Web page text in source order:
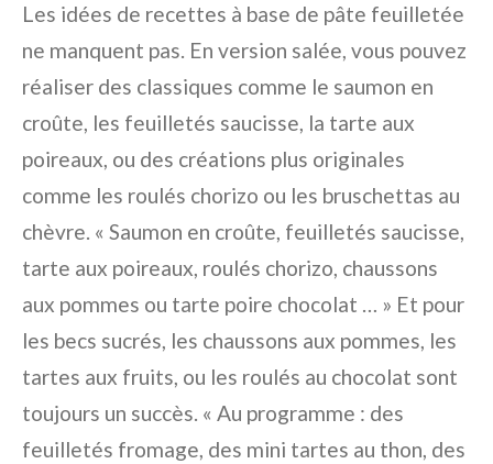
Les idées de recettes à base de pâte feuilletée
ne manquent pas. En version salée, vous pouvez
réaliser des classiques comme le saumon en
croûte, les feuilletés saucisse, la tarte aux
poireaux, ou des créations plus originales
comme les roulés chorizo ou les bruschettas au
chèvre. « Saumon en croûte, feuilletés saucisse,
tarte aux poireaux, roulés chorizo, chaussons
aux pommes ou tarte poire chocolat … » Et pour
les becs sucrés, les chaussons aux pommes, les
tartes aux fruits, ou les roulés au chocolat sont
toujours un succès. « Au programme : des
feuilletés fromage, des mini tartes au thon, des